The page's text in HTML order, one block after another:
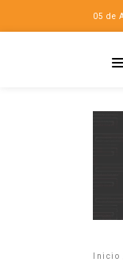
05 de
Inicio